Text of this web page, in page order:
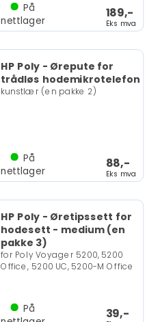
189,-
Eks mva
På
nettlager
HP Poly - Ørepute for
trådløs hodemikrotelefon
kunstlær (en pakke 2)
88,-
Eks mva
På
nettlager
HP Poly - Øretipssett for
hodesett - medium (en
pakke 3)
for Poly Voyager 5200, 5200
Office, 5200 UC, 5200-M Office
39,-
På